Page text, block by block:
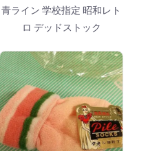
青ライン 学校指定 昭和レト
ロ デッドストック